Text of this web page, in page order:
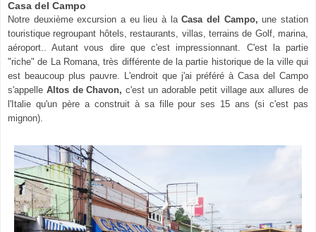
Casa del Campo
Notre deuxième excursion a eu lieu à laCasa del Campo, une station
touristique regroupant hôtels, restaurants, villas, terrains de Golf, marina,
aéroport.. Autant vous dire que c'est impressionnant. C'est la partie
"riche" de La Romana, très différente de la partie historique de la ville qui
est beaucoup plus pauvre. L'endroit que j'ai préféré à Casa del Campo
s'appelle Altos de Chavon,c'est un adorable petit village aux allures de
l'Italie qu'un père a construit à sa fille pour ses 15 ans (si c'est pas
mignon).